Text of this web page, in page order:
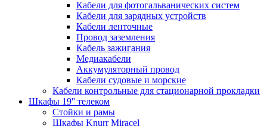
Кабели для фотогальванических систем
Кабели для зарядных устройств
Кабели ленточные
Провод заземления
Кабель зажигания
Медиакабели
Аккумуляторный провод
Кабели судовые и морские
Кабели контрольные для стационарной прокладки
Шкафы 19'' телеком
Стойки и рамы
Шкафы Knurr Miracel